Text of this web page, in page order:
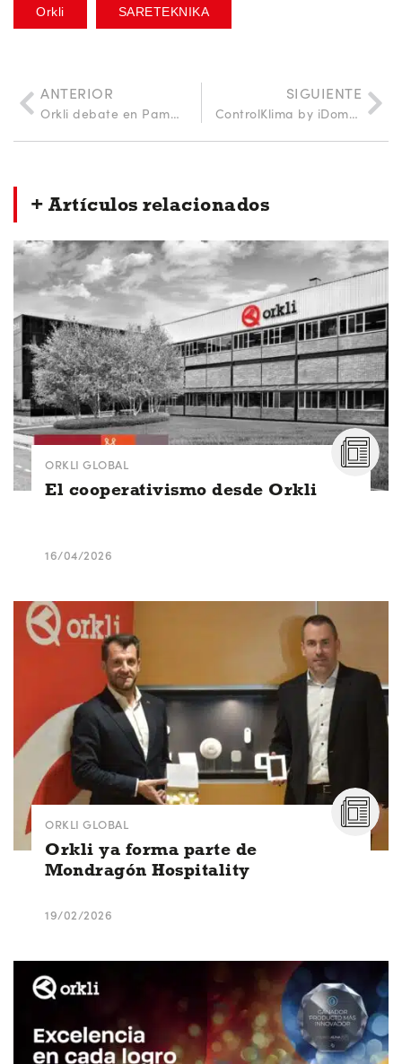
Orkli SARETEKNIKA
ANTERIOR
Orkli debate en Pamplona los retos en Salud y Confort en edificación sostenible
SIGUIENTE
ControlKlima by iDomus, de Orkli, premiado como el Producto más Innovador 2023 en los Premios AUNA
+ Artículos relacionados
ORKLI GLOBAL
El cooperativismo desde Orkli
16/04/2026
ORKLI GLOBAL
Orkli ya forma parte de
Mondragón Hospitality
19/02/2026